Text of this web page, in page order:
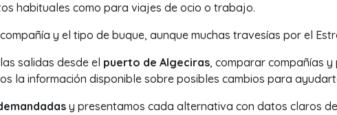
habituales como para viajes de ocio o trabajo.
y el tipo de buque, aunque muchas travesías por el
salidas desde el puerto de Algeciras, comparar compañías
la información disponible sobre posibles cambios para
y presentamos cada alternativa con datos claros